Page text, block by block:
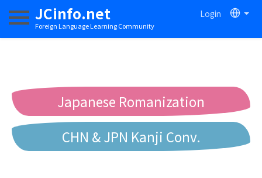
JCinfo.net
Foreign Language Learning Community
Login
Toggle navigation
Japanese Romanization
CHN & JPN Kanji Conv.